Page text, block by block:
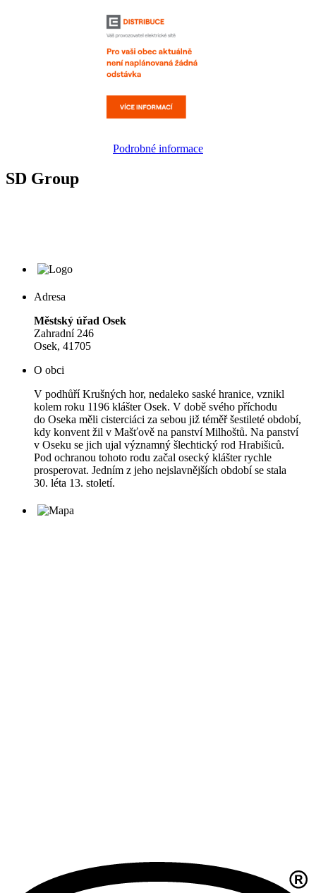
Podrobné informace
SD Group
Adresa
Městský úřad Osek
Zahradní 246
Osek, 41705
O obci
V podhůří Krušných hor, nedaleko saské hranice, vznikl
kolem roku 1196 klášter Osek. V době svého příchodu
do Oseka měli cisterciáci za sebou již téměř šestileté období,
kdy konvent žil v Mašťově na panství Milhoštů. Na panství
v Oseku se jich ujal významný šlechtický rod Hrabišiců.
Pod ochranou tohoto rodu začal osecký klášter rychle
prosperovat. Jedním z jeho nejslavnějších období se stala
30. léta 13. století.